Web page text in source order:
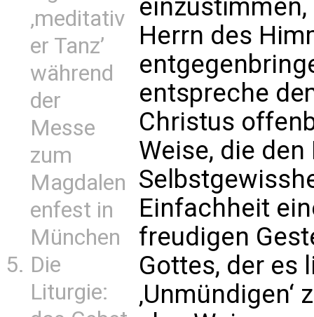
‚meditativ
er Tanz’
während
der
Messe
zum
Magdalen
enfest in
München
Die
Liturgie:
Herrn des
entspreche
Christus
Weise, die
Einfachheit
freudigen
Gottes, der es